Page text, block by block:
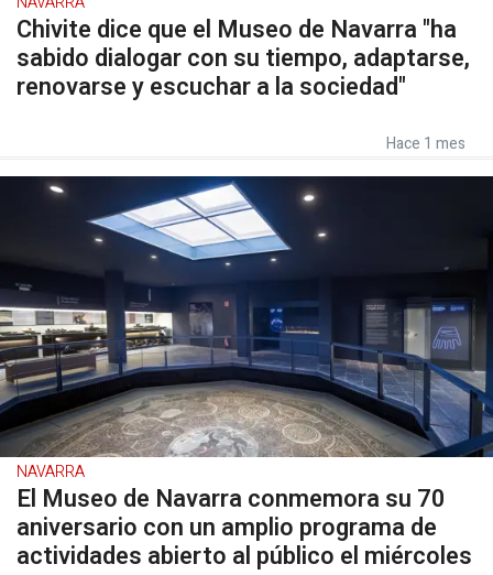
Chivite dice que el Museo de Navarra "ha
sabido dialogar con su tiempo, adaptarse,
renovarse y escuchar a la sociedad"
Hace 1 mes
NAVARRA
El Museo de Navarra conmemora su 70
aniversario con un amplio programa de
actividades abierto al público el miércoles